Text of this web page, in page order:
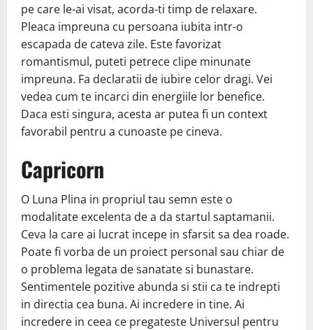
pe care le-ai visat, acorda-ti timp de relaxare.
Pleaca impreuna cu persoana iubita intr-o
escapada de cateva zile. Este favorizat
romantismul, puteti petrece clipe minunate
impreuna. Fa declaratii de iubire celor dragi. Vei
vedea cum te incarci din energiile lor benefice.
Daca esti singura, acesta ar putea fi un context
favorabil pentru a cunoaste pe cineva.
Capricorn
O Luna Plina in propriul tau semn este o
modalitate excelenta de a da startul saptamanii.
Ceva la care ai lucrat incepe in sfarsit sa dea roade.
Poate fi vorba de un proiect personal sau chiar de
o problema legata de sanatate si bunastare.
Sentimentele pozitive abunda si stii ca te indrepti
in directia cea buna. Ai incredere in tine. Ai
incredere in ceea ce pregateste Universul pentru